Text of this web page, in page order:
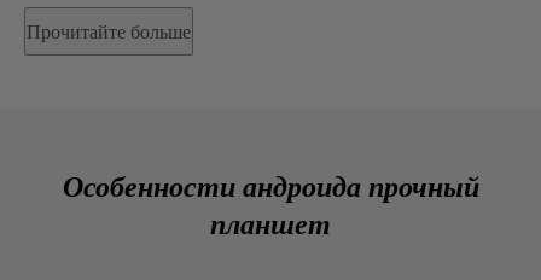
Прочитайте больше
Особенности андроида прочный
планшет